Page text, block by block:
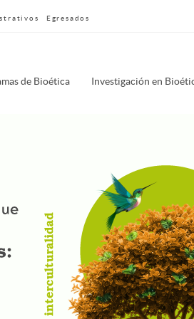
Egresados
de Bioética Investigación en